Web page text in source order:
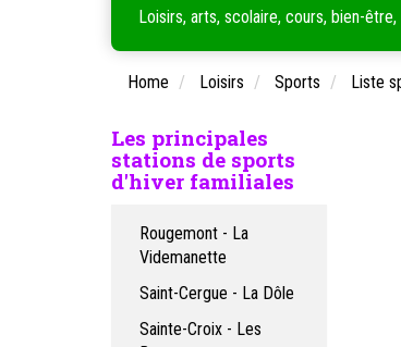
Loisirs, arts, scolaire, cours, bien-être,
Home Loisirs Sports Liste
Les principales
stations de sports
d'hiver familiales
Rougemont - La
Videmanette
Saint-Cergue - La Dôle
Sainte-Croix - Les